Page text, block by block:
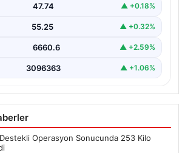
47.74 ▲ +0.18%
55.25 ▲ +0.32%
6660.6 ▲ +2.59%
3096363 ▲ +1.06%
Destekli Operasyon Sonucunda 253 Kilo